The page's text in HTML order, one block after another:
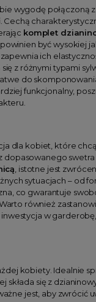
wygodę połączoną
komplet
być wysokiej
ich
z różnymi typami
do
funkcjonalny,
dla kobiet, które
dopasowanego
, istotne jest
sytuacjach – od
co gwarantuje
również
w
kobiety. Idealnie
się z
jest, aby zwrócić